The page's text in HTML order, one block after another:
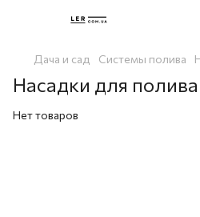
Дача и сад Системы полива
Насадки для полива
Нет товаров